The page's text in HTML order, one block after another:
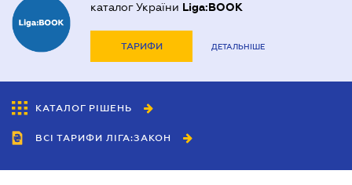
каталог України Liga:BOOK
ТАРИФИ ДЕТАЛЬНІШЕ
КАТАЛОГ РІШЕНЬ
ВСІ ТАРИФИ ЛІГА:ЗАКОН